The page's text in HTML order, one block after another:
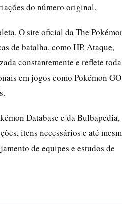
do número original.
O site oficial da The
de batalha, como HP, Ataque,
constantemente e reflete
em jogos como Pokémon GO
Database e da Bulbapedia,
itens necessários e até
de equipes e estudos de